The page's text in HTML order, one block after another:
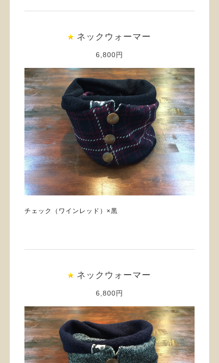
ネックウォーマー
6,800円
チェック（ワインレッド）×黒
ネックウォーマー
6,800円